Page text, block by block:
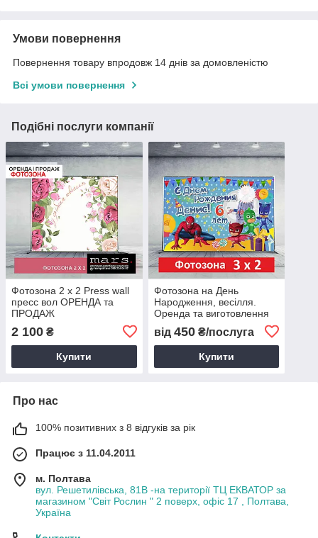
Умови повернення
Повернення товару впродовж 14 днів за домовленістю
Всі умови повернення
Подібні послуги компанії
Фотозона 2 х 2 Press wall
пресс вол ОРЕНДА та
ПРОДАЖ
2 100 ₴
Купити
Фотозона на День
Народження, весілля.
Оренда та виготовлення
від 450₴/послуга
Купити
Про нас
100% позитивних з 8 відгуків за рік
Працює з 11.04.2011
м. Полтава
вул. Решетилівська, 81В -на території ТЦ ЕКВАТОР за
магазином "Світ Рослин " 2 поверх, офіс 17 , Полтава,
Україна